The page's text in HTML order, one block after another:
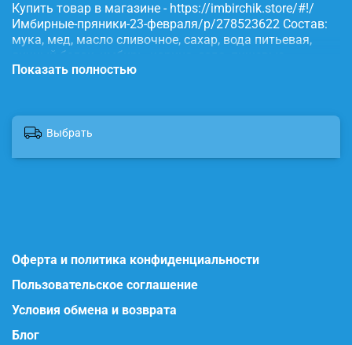
Купить товар в магазине - https://imbirchik.store/#!/
Имбирные-пряники-23-февраля/p/278523622 Состав:
мука, мед, масло сливочное, сахар, вода питьевая,
яичный белок, имбирь, корица, сода, пищевые
красители.
Показать полностью
Выбрать
Оферта и политика конфиденциальности
Пользовательское соглашение
Условия обмена и возврата
Блог